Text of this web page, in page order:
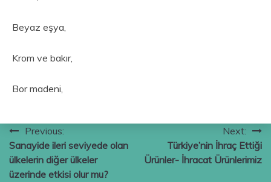
Beyaz eşya,
Krom ve bakır,
Bor madeni,
Yazı
gezinmesi
Previous:
Sanayide ileri seviyede olan
ülkelerin diğer ülkeler
üzerinde etkisi olur mu?
Next:
Türkiye’nin İhraç Ettiği
Ürünler- İhracat Ürünlerimiz